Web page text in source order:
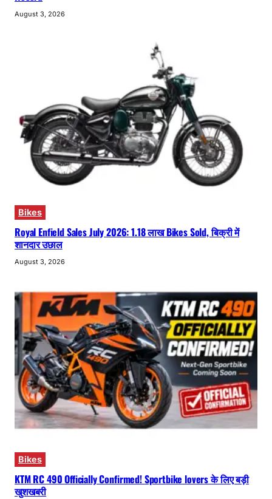
August 3, 2026
Bikes
Royal Enfield Sales July 2026: 1.18 लाख Bikes Sold, बिक्री में
शानदार उछाल
August 3, 2026
Bikes
KTM RC 490 Officially Confirmed! Sportbike lovers के लिए बड़ी
खुशखबरी